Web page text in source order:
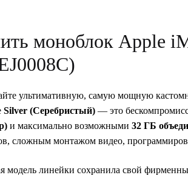
моноблок Apple
ультимативную, самую мощную
Silver (Серебристый) — это
и максимально возможными32 ГБ
сложным монтажом видео,
модель линейки сохранила свой